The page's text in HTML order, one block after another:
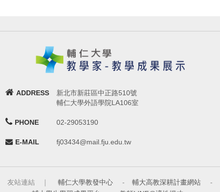
ADDRESS
新北市新莊區中正路510號
輔仁大學外語學院LA106室
PHONE 02-29053190
E-MAIL fj03434@mail.fju.edu.tw
友站連結 ｜ 輔仁大學教發中心 - 輔大高教深耕計畫網站
-